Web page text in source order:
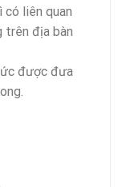
liên quan
địa bàn
được đưa